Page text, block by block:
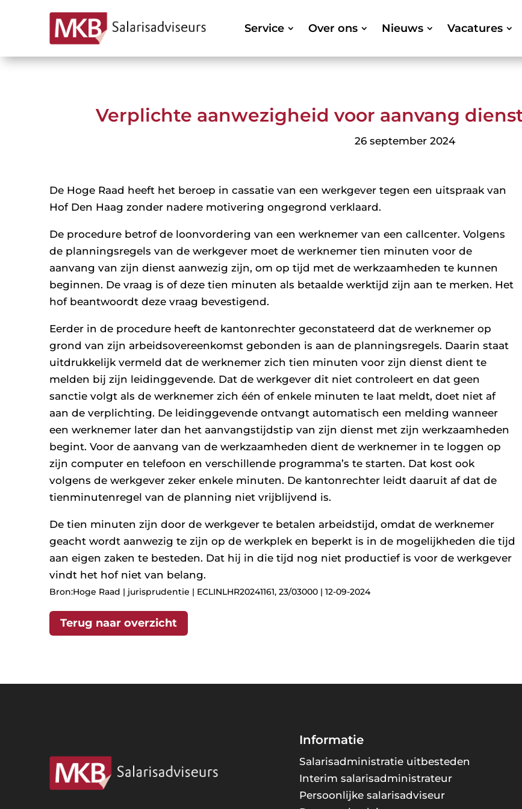
Service Over ons Nieuws Vacatures
Verplichte aanwezigheid voor aanvang
26 september 2024
De Hoge Raad heeft het beroep in cassatie van een werkgever tegen een uitspraak van
Hof Den Haag zonder nadere motivering ongegrond verklaard.
De procedure betrof de loonvordering van een werknemer van een callcenter. Volgens
de planningsregels van de werkgever moet de werknemer tien minuten voor de
aanvang van zijn dienst aanwezig zijn, om op tijd met de werkzaamheden te kunnen
beginnen. De vraag is of deze tien minuten als betaalde werktijd zijn aan te merken. Het
hof beantwoordt deze vraag bevestigend.
Eerder in de procedure heeft de kantonrechter geconstateerd dat de werknemer op
grond van zijn arbeidsovereenkomst gebonden is aan de planningsregels. Daarin staat
uitdrukkelijk vermeld dat de werknemer zich tien minuten voor zijn dienst dient te
melden bij zijn leidinggevende. Dat de werkgever dit niet controleert en dat geen
sanctie volgt als de werknemer zich één of enkele minuten te laat meldt, doet niet af
aan de verplichting. De leidinggevende ontvangt automatisch een melding wanneer
een werknemer later dan het aanvangstijdstip van zijn dienst met zijn werkzaamheden
begint. Voor de aanvang van de werkzaamheden dient de werknemer in te loggen op
zijn computer en telefoon en verschillende programma’s te starten. Dat kost ook
volgens de werkgever zeker enkele minuten. De kantonrechter leidt daaruit af dat de
tienminutenregel van de planning niet vrijblijvend is.
De tien minuten zijn door de werkgever te betalen arbeidstijd, omdat de werknemer
geacht wordt aanwezig te zijn op de werkplek en beperkt is in de mogelijkheden die tijd
aan eigen zaken te besteden. Dat hij in die tijd nog niet productief is voor de werkgever
vindt het hof niet van belang.
Bron:Hoge Raad | jurisprudentie | ECLINLHR20241161, 23/03000 | 12-09-2024
Terug naar overzicht
Informatie
Salarisadministratie uitbesteden
Interim salarisadministrateur
Persoonlijke salarisadviseur